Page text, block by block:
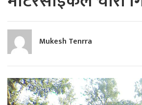
Mukesh Tenrra